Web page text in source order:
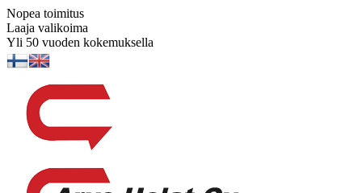
Nopea toimitus
Laaja valikoima
Yli 50 vuoden kokemuksella